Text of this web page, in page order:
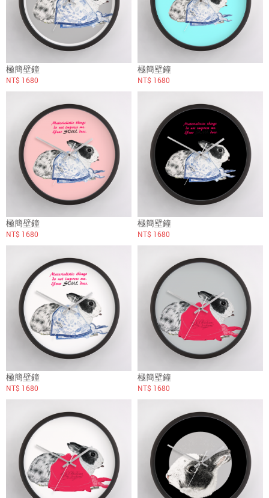
極簡壁鐘
NT$ 1680
極簡壁鐘
NT$ 1680
極簡壁鐘
NT$ 1680
極簡壁鐘
NT$ 1680
極簡壁鐘
NT$ 1680
極簡壁鐘
NT$ 1680